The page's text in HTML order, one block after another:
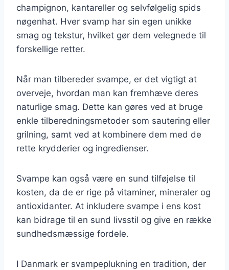
champignon, kantareller og selvfølgelig spids
nøgenhat. Hver svamp har sin egen unikke
smag og tekstur, hvilket gør dem velegnede til
forskellige retter.
Når man tilbereder svampe, er det vigtigt at
overveje, hvordan man kan fremhæve deres
naturlige smag. Dette kan gøres ved at bruge
enkle tilberedningsmetoder som sautering eller
grilning, samt ved at kombinere dem med de
rette krydderier og ingredienser.
Svampe kan også være en sund tilføjelse til
kosten, da de er rige på vitaminer, mineraler og
antioxidanter. At inkludere svampe i ens kost
kan bidrage til en sund livsstil og give en række
sundhedsmæssige fordele.
I Danmark er svampeplukning en tradition, der